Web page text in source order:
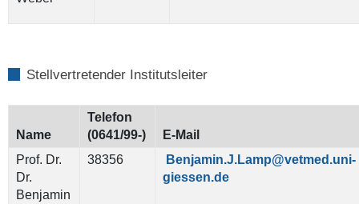
Stellvertretender Institutsleiter
Name
Telefon
(0641/99-)
E-Mail
Prof. Dr.
Dr.
Benjamin
38356
Benjamin.J.Lamp@vetmed.uni-
giessen.de